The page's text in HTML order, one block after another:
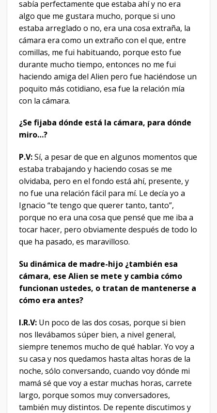
sabía perfectamente que estaba ahí y no era
algo que me gustara mucho, porque si uno
estaba arreglado o no, era una cosa extraña, la
cámara era como un extraño con el que, entre
comillas, me fui habituando, porque esto fue
durante mucho tiempo, entonces no me fui
haciendo amiga del Alien pero fue haciéndose un
poquito más cotidiano, esa fue la relación mía
con la cámara.
¿Se fijaba dónde está la cámara, para dónde
miro…?
P.V:Sí, a pesar de que en algunos momentos que
estaba trabajando y haciendo cosas se me
olvidaba, pero en el fondo está ahí, presente, y
no fue una relación fácil para mí. Le decía yo a
Ignacio “te tengo que querer tanto, tanto”,
porque no era una cosa que pensé que me iba a
tocar hacer, pero obviamente después de todo lo
que ha pasado, es maravilloso.
Su dinámica de madre-hijo ¿también esa
cámara, ese Alien se mete y cambia cómo
funcionan ustedes, o tratan de mantenerse a
cómo era antes?
I.R.V: Un poco de las dos cosas, porque si bien
nos llevábamos súper bien, a nivel general,
siempre tenemos mucho de qué hablar. Yo voy a
su casa y nos quedamos hasta altas horas de la
noche, sólo conversando, cuando voy dónde mi
mamá sé que voy a estar muchas horas, carrete
largo, porque somos muy conversadores,
también muy distintos. De repente discutimos y